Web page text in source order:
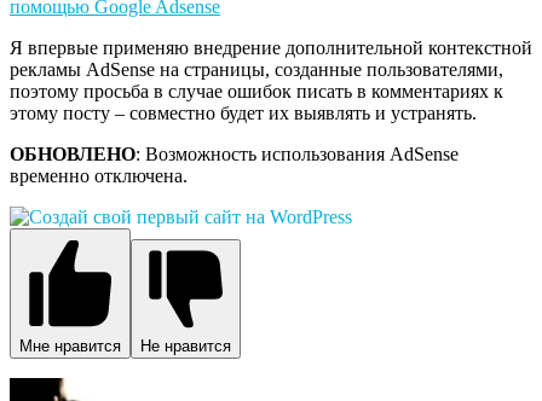
Я впервые применяю внедрение дополнительной контекстной
рекламы AdSense на страницы, созданные пользователями,
поэтому просьба в случае ошибок писать в комментариях к
этому посту – совместно будет их выявлять и устранять.
ОБНОВЛЕНО: Возможность использования AdSense
временно отключена.
Мне нравится Не нравится